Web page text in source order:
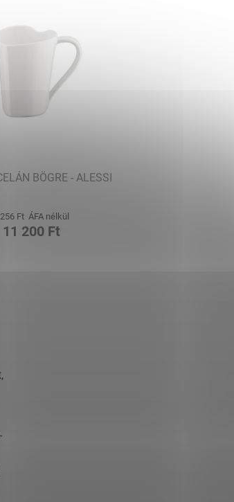
BÖGRE - ALESSI
Ft ÁFA nélkül
11 200 Ft